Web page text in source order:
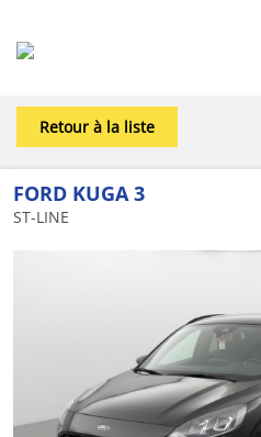
Retour à la liste
FORD KUGA 3
ST-LINE